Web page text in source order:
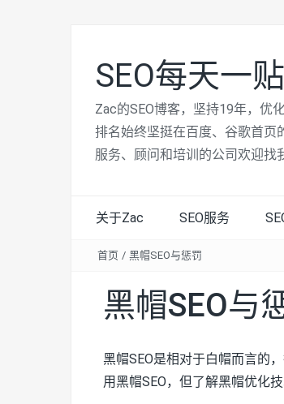
SEO每天一贴
Zac的SEO博客，坚持19年，优
排名始终坚挺在百度、谷歌首页
服务、顾问和培训的公司欢迎找
关于Zac SEO服务
首页 / 黑帽SEO与惩罚
黑帽SEO与
黑帽SEO是相对于白帽而言的
用黑帽SEO，但了解黑帽优化